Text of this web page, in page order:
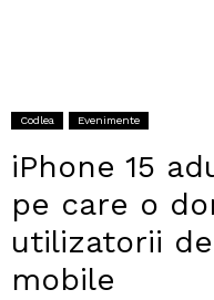
Codlea Evenimente
iPhone 15
pe care o
utilizatorii
mobile